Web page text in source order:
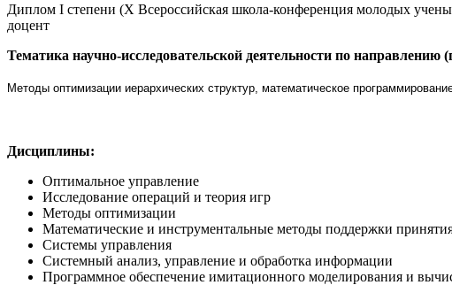
Диплом I степени (X Всероссийская школа-конференция
доцент
Тематика научно-исследовательской деятельности по направлению
Методы оптимизации иерархических структур, математическое
Дисциплины:
Оптимальное управление
Исследование операций и теория игр
Методы оптимизации
Математические и инструментальные методы поддержки
Системы управления
Системный анализ, управление и обработка информации
Программное обеспечение имитационного моделирования и